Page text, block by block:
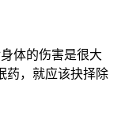
体的伤害是很大
药，就应该抉择除